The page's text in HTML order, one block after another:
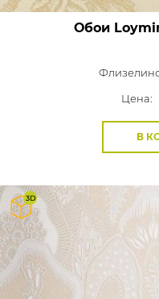
Обои
Цена:
В